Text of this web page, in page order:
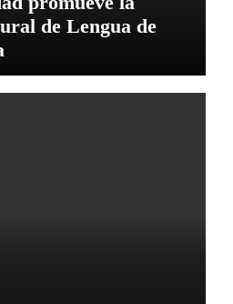
de Lengua de